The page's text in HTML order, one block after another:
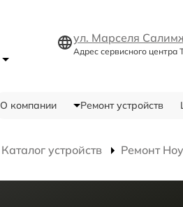
ул. Марселя
Адрес сервисного центра
О компании Ремонт устройств
Каталог устройств Ремонт